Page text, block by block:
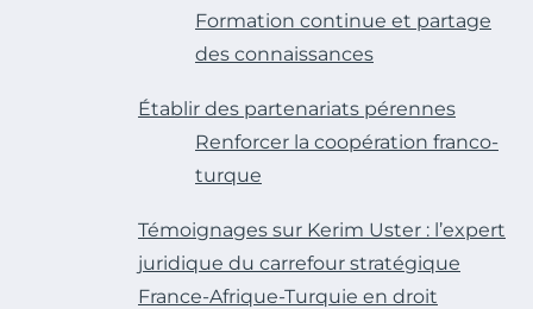
Formation continue et partage
des connaissances
Établir des partenariats pérennes
Renforcer la coopération franco-
turque
Témoignages sur Kerim Uster : l’expert
juridique du carrefour stratégique
France-Afrique-Turquie en droit